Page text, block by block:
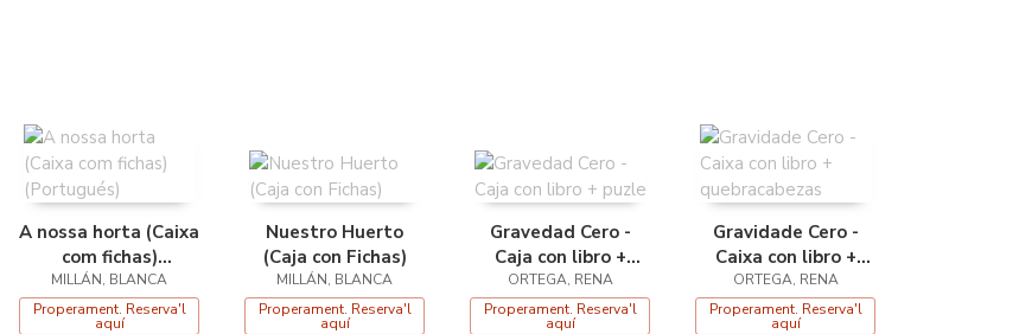
A nossa horta (Caixa
com fichas)
(Portugués)
MILLÁN, BLANCA
Properament. Reserva'l
aquí
Nuestro Huerto
(Caja con Fichas)
MILLÁN, BLANCA
Properament. Reserva'l
aquí
Gravedad Cero -
Caja con libro +
puzle
ORTEGA, RENA
Properament. Reserva'l
aquí
Gravidade Cero -
Caixa con libro +
quebracabezas
ORTEGA, RENA
Properament. Reserva'l
aquí